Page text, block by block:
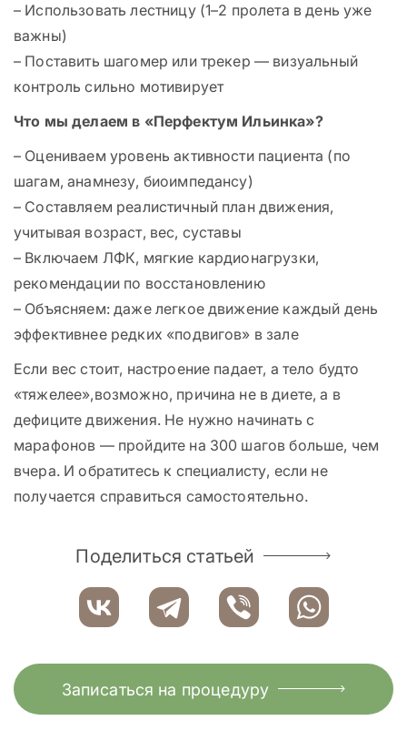
– Использовать лестницу (1–2 пролета в день уже
важны)
– Поставить шагомер или трекер — визуальный
контроль сильно мотивирует
Что мы делаем в «Перфектум Ильинка»?
– Оцениваем уровень активности пациента (по
шагам, анамнезу, биоимпедансу)
– Составляем реалистичный план движения,
учитывая возраст, вес, суставы
– Включаем ЛФК, мягкие кардионагрузки,
рекомендации по восстановлению
– Объясняем: даже легкое движение каждый день
эффективнее редких «подвигов» в зале
Если вес стоит, настроение падает, а тело будто
«тяжелее»,возможно, причина не в диете, а в
дефиците движения. Не нужно начинать с
марафонов — пройдите на 300 шагов больше, чем
вчера. И обратитесь к специалисту, если не
получается справиться самостоятельно.
Поделиться статьей
Записаться на процедуру